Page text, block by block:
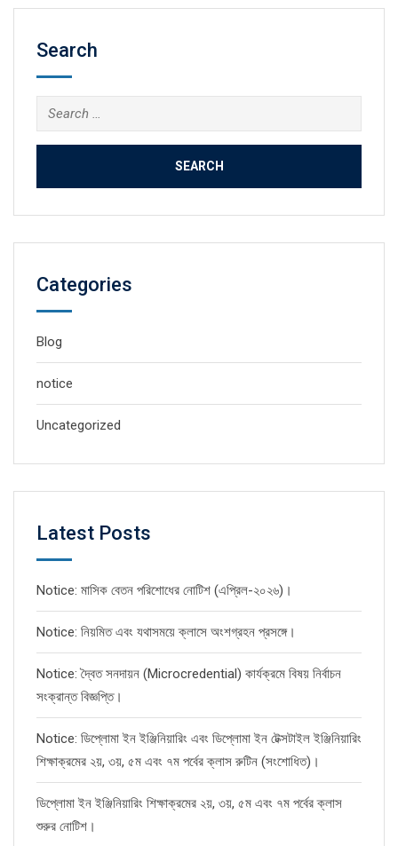
Search
Search
for:
Categories
Blog
notice
Uncategorized
Latest Posts
Notice: মাসিক বেতন পরিশোধের নোটিশ (এপ্রিল-২০২৬)।
Notice: নিয়মিত এবং যথাসময়ে ক্লাসে অংশগ্রহন প্রসঙ্গে।
Notice: দ্বৈত সনদায়ন (Microcredential) কার্যক্রমে বিষয় নির্বাচন
সংক্রান্ত বিজ্ঞপ্তি।
Notice: ডিপ্লোমা ইন ইঞ্জিনিয়ারিং এবং ডিপ্লোমা ইন টেক্সটাইল ইঞ্জিনিয়ারিং
শিক্ষাক্রমের ২য়, ৩য়, ৫ম এবং ৭ম পর্বের ক্লাস রুটিন (সংশোধিত)।
ডিপ্লোমা ইন ইঞ্জিনিয়ারিং শিক্ষাক্রমের ২য়, ৩য়, ৫ম এবং ৭ম পর্বের ক্লাস
শুরুর নোটিশ।